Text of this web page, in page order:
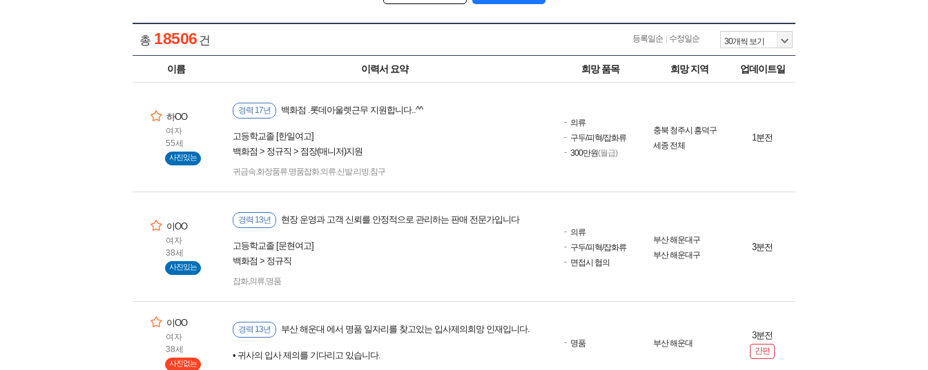
총 18506 건 등록일순 수정일순
이름 이력서 요약 희망 품목 희망 지역 업데이트일
하OO
여자
55세
사진있는
경력 17년 백화점 .롯데아울렛근무 지원합니다..^^
고등학교졸 [한일여고]
백화점 > 정규직 > 점장(매니저)지원
귀금속.화장품류.명품잡화.의류.신발.리빙.침구
의류
구두/피혁/잡화류
300만원(월급)
충북 청주시 흥덕구
세종 전체
1분전
이OO
여자
38세
사진있는
경력 13년 현장 운영과 고객 신뢰를 안정적으로 관리하는 판매 전문가입니다
고등학교졸 [문현여고]
백화점 > 정규직
잡화,의류,명품
의류
구두/피혁/잡화류
면접시 협의
부산 해운대구
부산 해운대구
3분전
이OO
여자
38세
사진없는
경력 13년 부산 해운대 에서 명품 일자리를 찾고있는 입사제의희망 인재입니다.
• 귀사의 입사 제의를 기다리고 있습니다.
명품 부산 해운대
3분전
간편